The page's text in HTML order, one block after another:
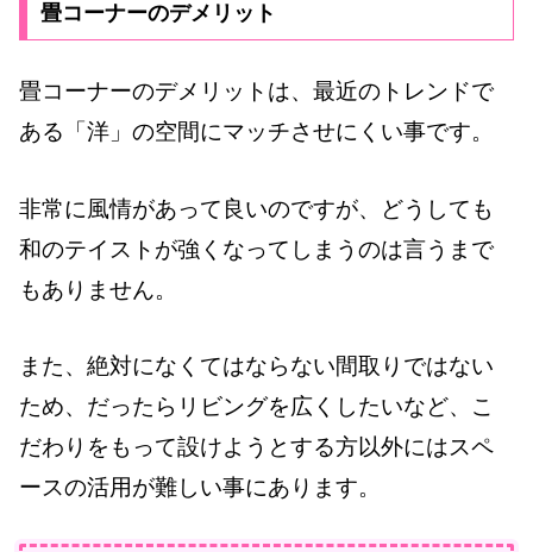
畳コーナーのデメリット
畳コーナーのデメリットは、最近のトレンドで
ある「洋」の空間にマッチさせにくい事です。
非常に風情があって良いのですが、どうしても
和のテイストが強くなってしまうのは言うまで
もありません。
また、絶対になくてはならない間取りではない
ため、だったらリビングを広くしたいなど、こ
だわりをもって設けようとする方以外にはスペ
ースの活用が難しい事にあります。